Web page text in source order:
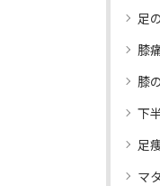
足
膝
膝
下
足
マ